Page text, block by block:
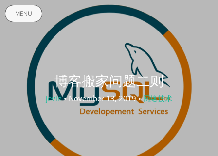
MENU
博客搬家问题二则
jevin• November 13, 2019 •网络技术